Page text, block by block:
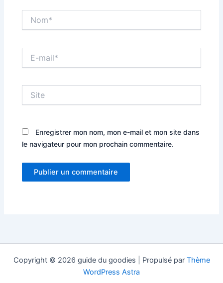
mail*
Enregistrer mon nom, mon e-mail et mon site dans
le navigateur pour mon prochain commentaire.
Copyright © 2026 guide du goodies | Propulsé par Thème
WordPress Astra